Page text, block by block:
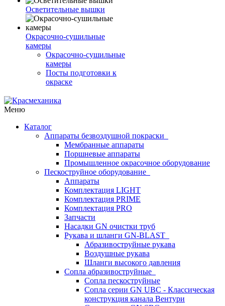
Осветительные вышки
Окрасочно-сушильные
камеры
Окрасочно-сушильные
камеры
Посты подготовки к
окраске
Меню
Каталог
Аппараты безвоздушной покраски
Мембранные аппараты
Поршневые аппараты
Промышленное окрасочное оборудование
Пескоструйное оборудование
Аппараты
Комплектация LIGHT
Комплектация PRIME
Комплектация PRO
Запчасти
Насадки GN очистки труб
Рукава и шланги GN-BLAST
Абразивоструйные рукава
Воздушные рукава
Шланги высокого давления
Сопла абразивоструйные
Сопла пескоструйные
Сопла серии GN UBC - Классическая
конструкция канала Вентури